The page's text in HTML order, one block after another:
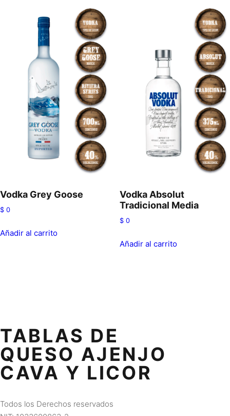
Vodka Grey Goose
$ 0
Añadir al carrito
Vodka Absolut
Tradicional Media
$0
Añadir al carrito
TABLAS DE
QUESO AJENJO
CAVA Y LICOR
Todos los Derechos reservados